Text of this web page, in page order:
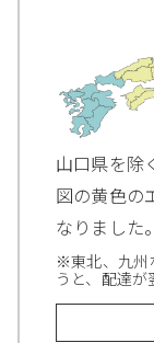
山口県を除
図の黄色の
なりました。
※東北、九州
うと、配達が